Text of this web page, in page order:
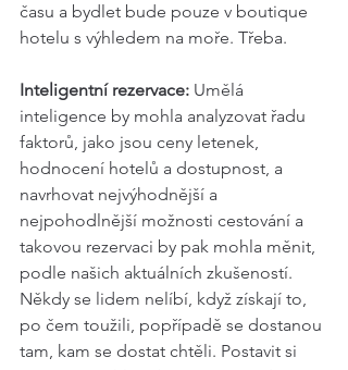
času a bydlet bude pouze v boutique
hotelu s výhledem na moře. Třeba.
Inteligentní rezervace: Umělá
inteligence by mohla analyzovat řadu
faktorů, jako jsou ceny letenek,
hodnocení hotelů a dostupnost, a
navrhovat nejvýhodnější a
nejpohodlnější možnosti cestování a
takovou rezervaci by pak mohla měnit,
podle našich aktuálních zkušeností.
Někdy se lidem nelíbí, když získají to,
po čem toužili, popřípadě se dostanou
tam, kam se dostat chtěli. Postavit si